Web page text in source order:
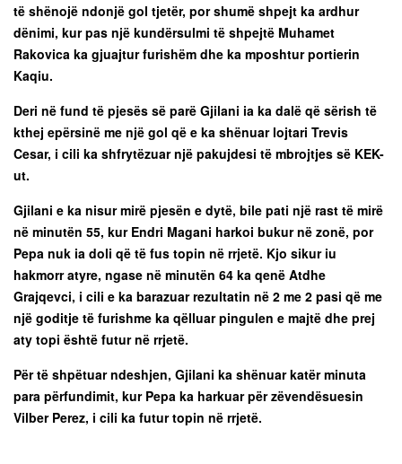
të shënojë ndonjë gol tjetër, por shumë shpejt ka ardhur
dënimi, kur pas një kundërsulmi të shpejtë Muhamet
Rakovica ka gjuajtur furishëm dhe ka mposhtur portierin
Kaqiu.
Deri në fund të pjesës së parë Gjilani ia ka dalë që sërish të
kthej epërsinë me një gol që e ka shënuar lojtari Trevis
Cesar, i cili ka shfrytëzuar një pakujdesi të mbrojtjes së KEK-
ut.
Gjilani e ka nisur mirë pjesën e dytë, bile pati një rast të mirë
në minutën 55, kur Endri Magani harkoi bukur në zonë, por
Pepa nuk ia doli që të fus topin në rrjetë. Kjo sikur iu
hakmorr atyre, ngase në minutën 64 ka qenë Atdhe
Grajqevci, i cili e ka barazuar rezultatin në 2 me 2 pasi që me
një goditje të furishme ka qëlluar pingulen e majtë dhe prej
aty topi është futur në rrjetë.
Për të shpëtuar ndeshjen, Gjilani ka shënuar katër minuta
para përfundimit, kur Pepa ka harkuar për zëvendësuesin
Vilber Perez, i cili ka futur topin në rrjetë.